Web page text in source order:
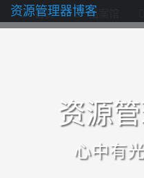
首页 档案馆
资源管理器博客
资源
心中有